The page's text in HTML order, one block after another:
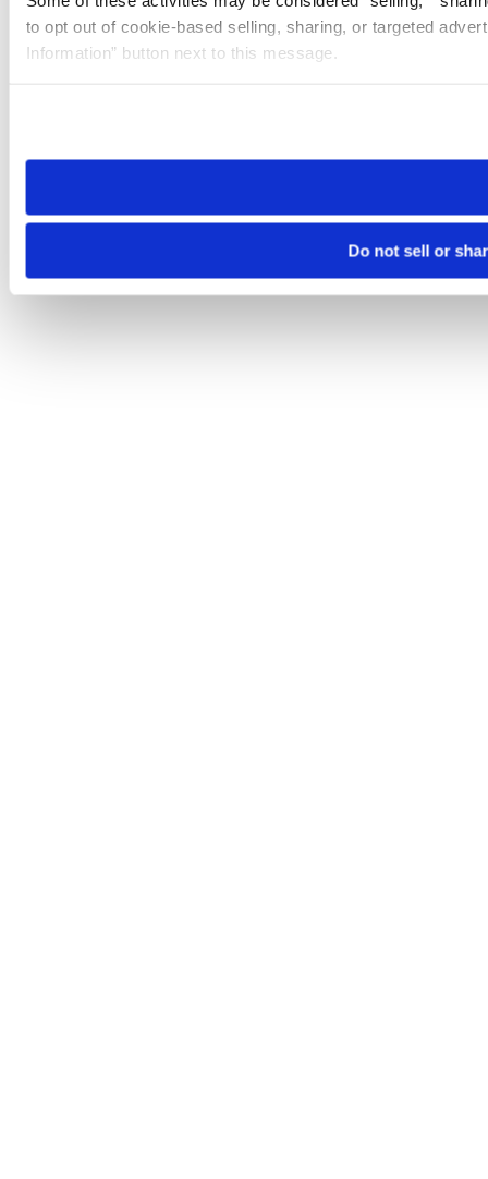
to opt out of cookie-based selling, sharing, or targeted
Information” button next to this message.
need to be set again.
Do not sell or